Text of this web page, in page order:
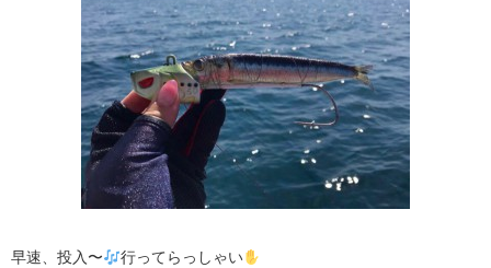
早速、投入〜 行ってらっしゃい